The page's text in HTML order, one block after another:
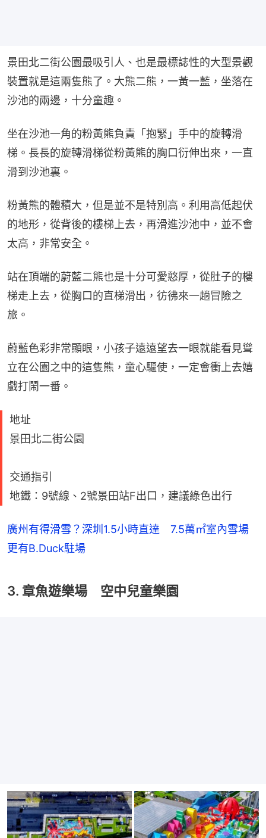
景田北二街公園最吸引人、也是最標誌性的大型景觀
裝置就是這兩隻熊了。大熊二熊，一黃一藍，坐落在
沙池的兩邊，十分童趣。
坐在沙池一角的粉黃熊負責「抱緊」手中的旋轉滑
梯。長長的旋轉滑梯從粉黃熊的胸口衍伸出來，一直
滑到沙池裏。
粉黃熊的體積大，但是並不是特別高。利用高低起伏
的地形，從背後的樓梯上去，再滑進沙池中，並不會
太高，非常安全。
站在頂端的蔚藍二熊也是十分可愛憨厚，從肚子的樓
梯走上去，從胸口的直梯滑出，彷彿來一趟冒險之
旅。
蔚藍色彩非常顯眼，小孩子遠遠望去一眼就能看見聳
立在公園之中的這隻熊，童心驅使，一定會衝上去嬉
戲打鬧一番。
地址
景田北二街公園
交通指引
地鐵：9號線、2號景田站F出口，建議綠色出行
廣州有得滑雪？深圳1.5小時直達 7.5萬㎡室內雪場
更有B.Duck駐場
3. 章魚遊樂場 空中兒童樂園